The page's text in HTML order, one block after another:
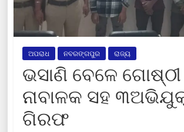
ଅପରାଧ ନବରଙ୍ଗପୁର ରାଜ୍ୟ
ଭସାଣି ବେଳେ ଗୋଷ୍ଠୀ
ନାବାଳକ ସହ
ଗିରଫ